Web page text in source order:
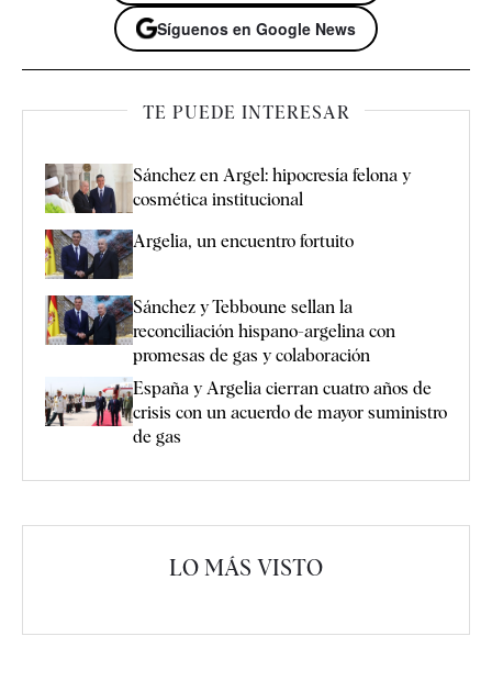
Síguenos en Google News
TE PUEDE INTERESAR
Sánchez en Argel: hipocresía felona y
cosmética institucional
Argelia, un encuentro fortuito
Sánchez y Tebboune sellan la
reconciliación hispano-argelina con
promesas de gas y colaboración
España y Argelia cierran cuatro años de
crisis con un acuerdo de mayor suministro
de gas
LO MÁS VISTO